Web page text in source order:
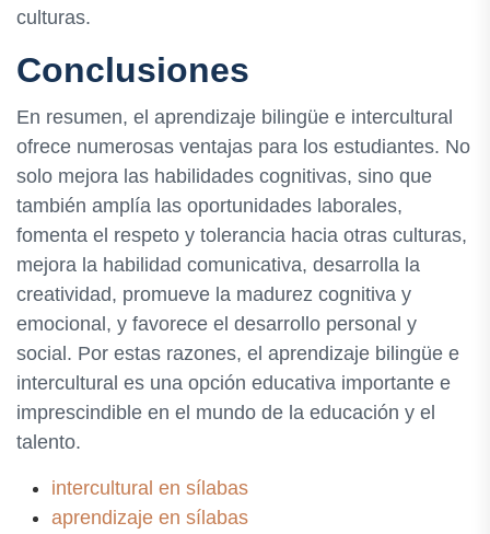
culturas.
Conclusiones
En resumen, el aprendizaje bilingüe e intercultural
ofrece numerosas ventajas para los estudiantes. No
solo mejora las habilidades cognitivas, sino que
también amplía las oportunidades laborales,
fomenta el respeto y tolerancia hacia otras culturas,
mejora la habilidad comunicativa, desarrolla la
creatividad, promueve la madurez cognitiva y
emocional, y favorece el desarrollo personal y
social. Por estas razones, el aprendizaje bilingüe e
intercultural es una opción educativa importante e
imprescindible en el mundo de la educación y el
talento.
intercultural en sílabas
aprendizaje en sílabas